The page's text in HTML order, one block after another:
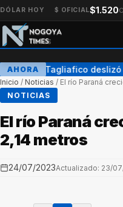
DÓLAR HOY $ OFICIAL$1.520
AHORA
Nicolás Tagliafico deslizó
Inicio / Noticias / El río Paraná
NOTICIAS
El río Paraná
2,14 metros
24/07/2023Actualizado: 23/